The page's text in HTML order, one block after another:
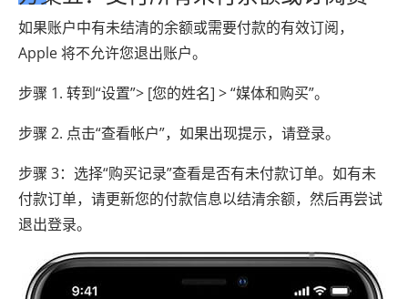
如果账户中有未结清的余额或需要付款的有效订阅，
Apple 将不允许您退出账户。
步骤 1. 转到“设置”> [您的姓名] > “媒体和购买”。
步骤 2. 点击“查看帐户”，如果出现提示，请登录。
步骤 3：选择“购买记录”查看是否有未付款订单。如有未
付款订单，请更新您的付款信息以结清余额，然后再尝试
退出登录。